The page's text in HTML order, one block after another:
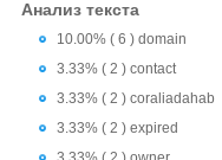
Анализ текста
10.00% ( 6 ) domain
3.33% ( 2 ) contact
3.33% ( 2 ) coraliadahab
3.33% ( 2 ) expired